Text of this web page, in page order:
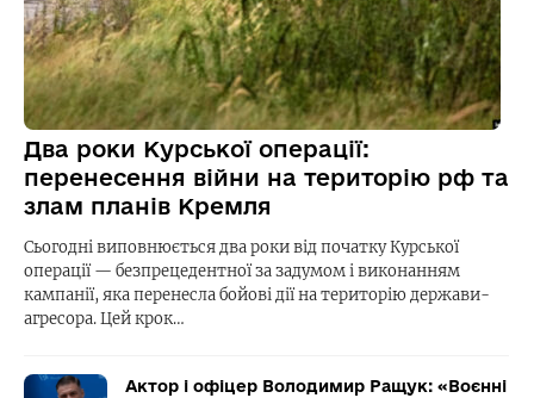
Два роки Курської операції:
перенесення війни на територію рф та
злам планів Кремля
Сьогодні виповнюється два роки від початку Курської
операції — безпрецедентної за задумом і виконанням
кампанії, яка перенесла бойові дії на територію держави-
агресора. Цей крок…
Актор і офіцер Володимир Ращук: «Воєнні